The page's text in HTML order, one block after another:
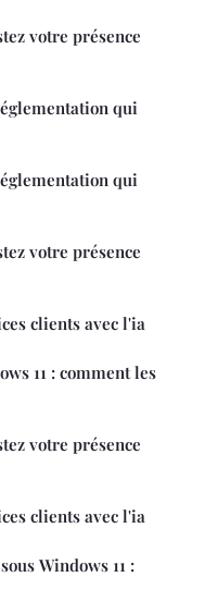
votre présence
qui
qui
votre présence
clients avec l'ia
11 : comment les
votre présence
clients avec l'ia
Windows 11 :